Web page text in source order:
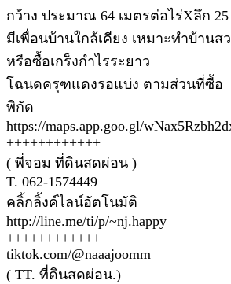
กว้าง ประมาณ 64 เมตรต่อไร่Xลึก
มีเพื่อนบ้านใกล้เคียง เหมาะทำบ้านส
หรือซื้อเกร็งกำไรระยาว
โฉนดครุฑแดงรอแบ่ง ตามส่วนที่ซื้อ
พิกัด
https://maps.app.goo.gl/
++++++++++++
( พี่จอม ที่ดินสดผ่อน )
T. 062-1574449
คลิ้กลิ้งค์ไลน์อัตโนมัติ
http://line.me/ti/p/~nj.happy
++++++++++++
tiktok.com/@naaajoomm
( TT. ที่ดินสดผ่อน.)